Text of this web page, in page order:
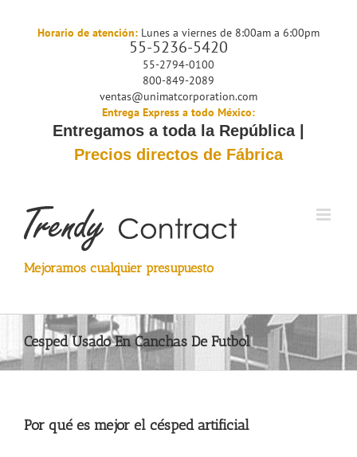
Horario de atención: Lunes a viernes de 8:00am a 6:00pm
55-5236-5420
55-2794-0100
800-849-2089
ventas@unimatcorporation.com
Entrega Express a todo México:
Entregamos a toda la República |
Precios directos de Fábrica
Mejoramos cualquier presupuesto
Cesped Usado En Canchas De Futbol
Por qué es mejor el césped artificial